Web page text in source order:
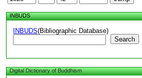
INBUDS
INBUDS(Bibliographic Database)
Search
Digital Dictionary of Buddhism